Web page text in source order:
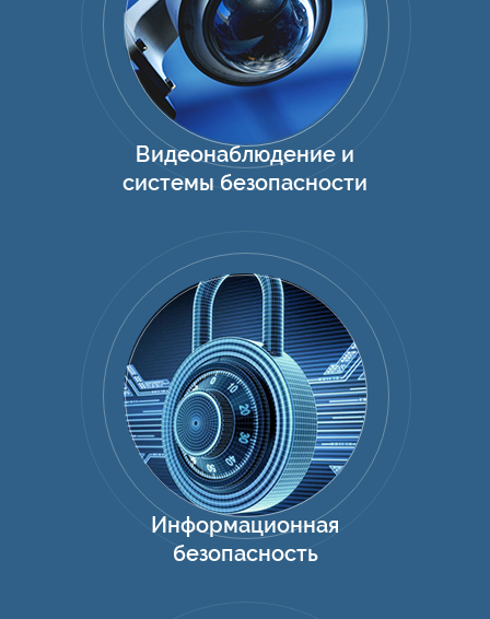
Видеонаблюдение и
системы безопасности
Информационная
безопасность